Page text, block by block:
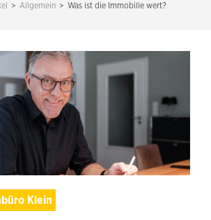
KREFELD
> Allgemein > Was ist die Immobilie wert?
Klein